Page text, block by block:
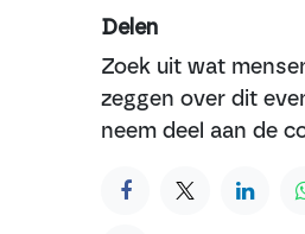
Delen
Zoek uit wat
zeggen over dit
neem deel aan de